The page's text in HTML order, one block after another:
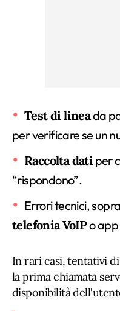
Test di lineada
per verificare se un
Raccolta dati per
“rispondono”.
Errori tecnici,
telefonia VoIPo app
In rari casi, tentativi
la prima chiamata
disponibilità